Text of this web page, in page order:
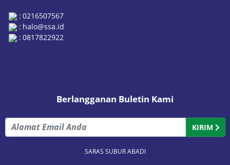
: 0216507567
: halo@ssa.id
: 0817822922
Berlangganan Buletin Kami
KIRIM
SARAS SUBUR ABADI